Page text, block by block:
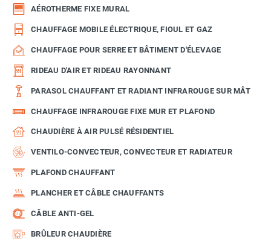
AÉROTHERME FIXE MURAL
CHAUFFAGE MOBILE ÉLECTRIQUE, FIOUL ET GAZ
CHAUFFAGE POUR SERRE ET BÂTIMENT D'ÉLEVAGE
RIDEAU D'AIR ET RIDEAU RAYONNANT
PARASOL CHAUFFANT ET RADIANT INFRAROUGE SUR MÂT
CHAUFFAGE INFRAROUGE FIXE MUR ET PLAFOND
CHAUDIÈRE À AIR PULSÉ RÉSIDENTIEL
VENTILO-CONVECTEUR, CONVECTEUR ET RADIATEUR
PLAFOND CHAUFFANT
PLANCHER ET CÂBLE CHAUFFANTS
CÂBLE ANTI-GEL
BRÛLEUR CHAUDIÈRE